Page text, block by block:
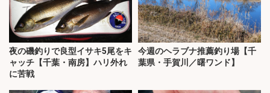
夜の磯釣りで良型イサキ5尾をキ
ャッチ【千葉・南房】ハリ外れ
に苦戦
今週のヘラブナ推薦釣り場【千
葉県・手賀川／曙ワンド】